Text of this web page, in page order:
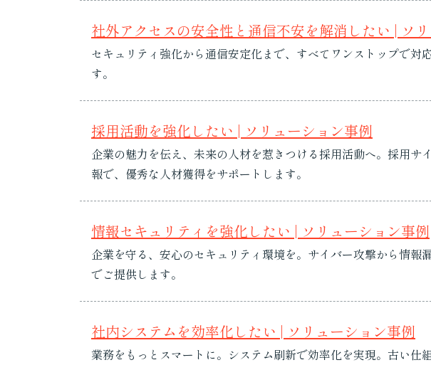
社外アクセスの安全性と通信不安を解消したい | ソ
セキュリティ強化から通信安定化まで、すべてワンストップで
す。
採用活動を強化したい | ソリューション事例
企業の魅力を伝え、未来の人材を惹きつける採用活動へ。採用
報で、優秀な人材獲得をサポートします。
情報セキュリティを強化したい | ソリューション事例
企業を守る、安心のセキュリティ環境を。サイバー攻撃から情
でご提供します。
社内システムを効率化したい | ソリューション事例
業務をもっとスマートに。システム刷新で効率化を実現。古い